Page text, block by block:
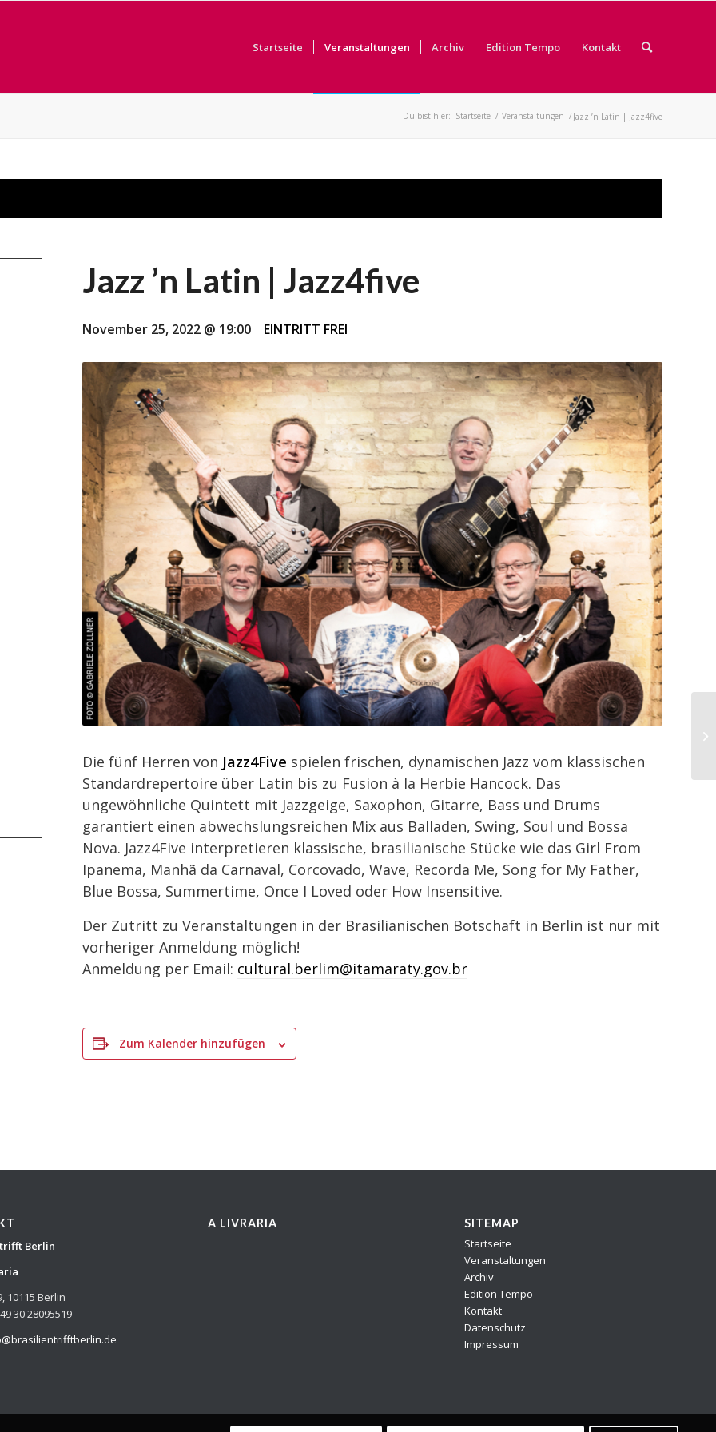
Startseite Veranstaltungen Archiv Edition Tempo Kontakt
Du bist hier: Startseite / Veranstaltungen /Jazz ’n Latin | Jazz4five
Jazz ’n Latin | Jazz4five
November 25, 2022 @ 19:00 EINTRITT FREI
Die fünf Herren von Jazz4Five spielen frischen, dynamischen Jazz vom klassischen
Standardrepertoire über Latin bis zu Fusion à la Herbie Hancock. Das
ungewöhnliche Quintett mit Jazzgeige, Saxophon, Gitarre, Bass und Drums
garantiert einen abwechslungsreichen Mix aus Balladen, Swing, Soul und Bossa
Nova. Jazz4Five interpretieren klassische, brasilianische Stücke wie das Girl From
Ipanema, Manhã da Carnaval, Corcovado, Wave, Recorda Me, Song for My Father,
Blue Bossa, Summertime, Once I Loved oder How Insensitive.
Der Zutritt zu Veranstaltungen in der Brasilianischen Botschaft in Berlin ist nur mit
vorheriger Anmeldung möglich!
Anmeldung per Email: cultural.berlim@itamaraty.gov.br
Zum Kalender hinzufügen
Berlin
10115 Berlin
30 28095519
A LIVRARIA SITEMAP
Startseite
Veranstaltungen
Archiv
Edition Tempo
Kontakt
Datenschutz
Impressum